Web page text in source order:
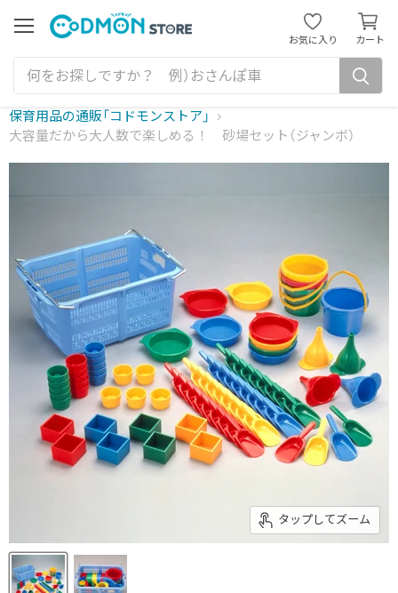
ュ
ー
お気に入り カート
カ
ー
ト
見
保育用品の通販「コドモンストア」
大容量だから大人数で楽しめる！ 砂場セット（ジャンボ）
タップしてズーム